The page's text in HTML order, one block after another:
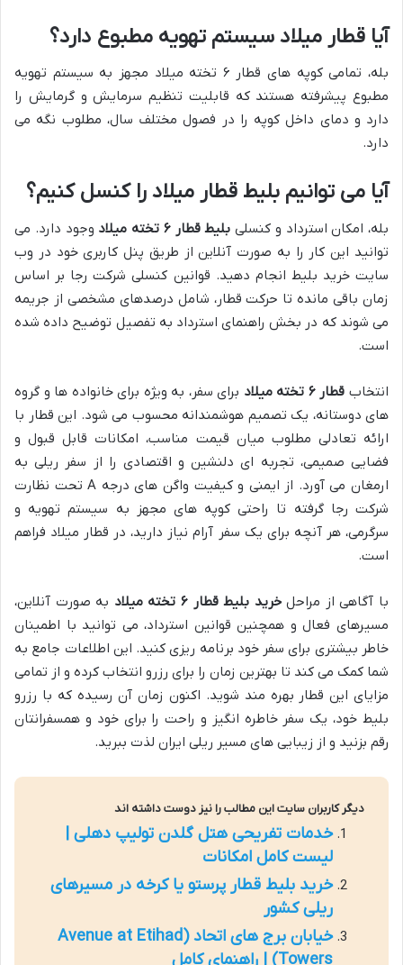
آیا قطار میلاد سیستم تهویه مطبوع دارد؟
بله، تمامی کوپه های قطار ۶ تخته میلاد مجهز به سیستم تهویه
مطبوع پیشرفته هستند که قابلیت تنظیم سرمایش و گرمایش را
دارد و دمای داخل کوپه را در فصول مختلف سال، مطلوب نگه می
دارد.
آیا می توانیم بلیط قطار میلاد را کنسل کنیم؟
بله، امکان استرداد و کنسلی بلیط قطار ۶ تخته میلاد
وجود دارد. می
توانید این کار را به صورت آنلاین از طریق پنل کاربری خود در وب
سایت خرید بلیط انجام دهید. قوانین کنسلی شرکت رجا بر اساس
زمان باقی مانده تا حرکت قطار، شامل درصدهای مشخصی از جریمه
می شوند که در بخش راهنمای استرداد به تفصیل توضیح داده شده
است.
انتخاب قطار ۶ تخته میلاد
برای سفر، به ویژه برای خانواده ها و گروه
های دوستانه، یک تصمیم هوشمندانه محسوب می شود. این قطار با
ارائه تعادلی مطلوب میان قیمت مناسب، امکانات قابل قبول و
فضایی صمیمی، تجربه ای دلنشین و اقتصادی را از سفر ریلی به
ارمغان می آورد. از ایمنی و کیفیت واگن های درجه A تحت نظارت
شرکت رجا گرفته تا راحتی کوپه های مجهز به سیستم تهویه و
سرگرمی، هر آنچه برای یک سفر آرام نیاز دارید، در قطار میلاد فراهم
است.
با آگاهی از مراحلخرید بلیط قطار ۶ تخته میلاد
به صورت آنلاین،
مسیرهای فعال و همچنین قوانین استرداد، می توانید با اطمینان
خاطر بیشتری برای سفر خود برنامه ریزی کنید. این اطلاعات جامع به
شما کمک می کند تا بهترین زمان را برای رزرو انتخاب کرده و از تمامی
مزایای این قطار بهره مند شوید. اکنون زمان آن رسیده که با رزرو
بلیط خود، یک سفر خاطره انگیز و راحت را برای خود و همسفرانتان
رقم بزنید و از زیبایی های مسیر ریلی ایران لذت ببرید.
دیگر کاربران سایت این مطالب را نیز دوست داشته اند
خدمات تفریحی هتل گلدن تولیپ دهلی |
لیست کامل امکانات
خرید بلیط قطار پرستو یا کرخه در مسیرهای
ریلی کشور
خیابان برج های اتحاد (Avenue at Etihad
Towers) | راهنمای کامل